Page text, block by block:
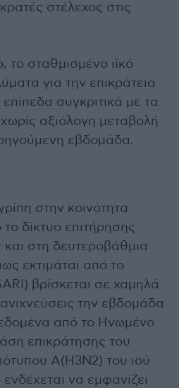
στέλεχος στις
το σταθμισμένο ιϊκό
για την επικράτεια
συγκριτικά με τα
αξιόλογη μεταβολή
εβδομάδα.
στην κοινότητα
δίκτυο επιτήρησης
στη δευτεροβάθμια
εκτιμάται από το
βρίσκεται σε χαμηλά
την εβδομάδα
από το Ηνωμένο
επικράτησης του
Α(Η3Ν2) του ιού
να εμφανίζει